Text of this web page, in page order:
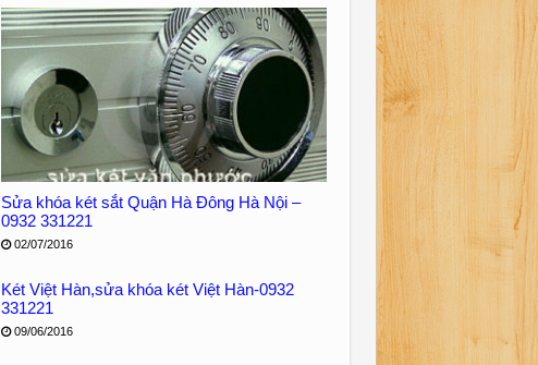
Sửa khóa két sắt Quận Hà Đông Hà Nội –
0932 331221
02/07/2016
Két Việt Hàn,sửa khóa két Việt Hàn-0932
331221
09/06/2016